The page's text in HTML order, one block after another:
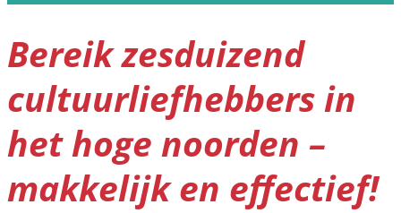
Bereik zesduizend
cultuurliefhebbers in
het hoge noorden –
makkelijk en effectief!